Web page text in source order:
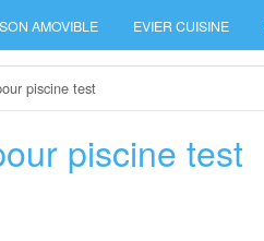
AMOVIBLE EVIER CUISINE
piscine test
piscine test